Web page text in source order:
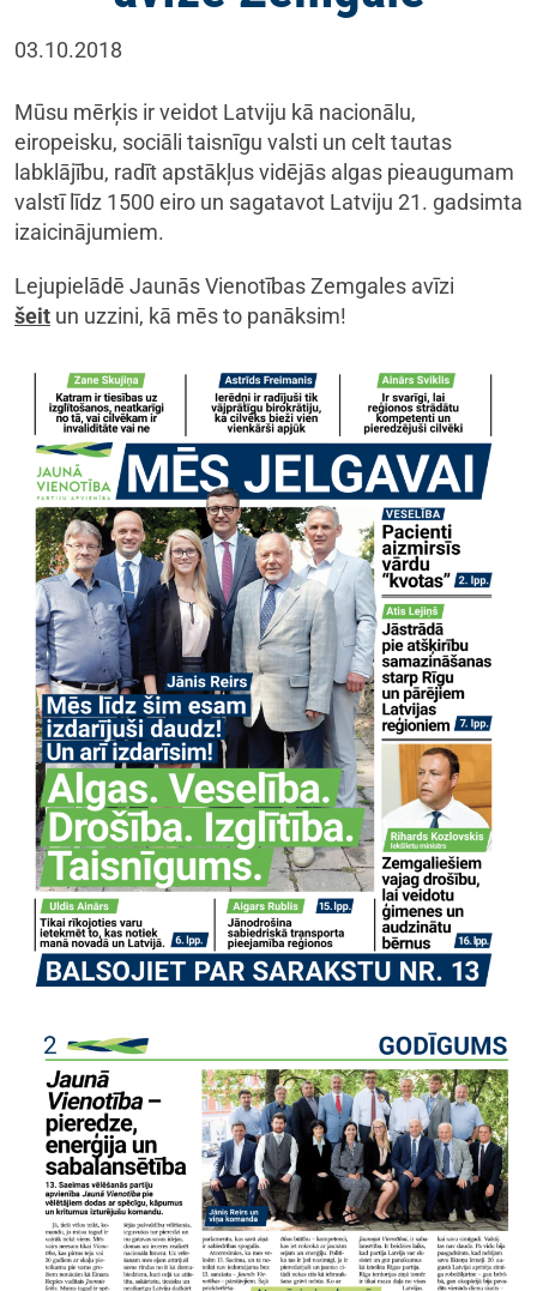
03.10.2018
Mūsu mērķis ir veidot Latviju kā nacionālu,
eiropeisku, sociāli taisnīgu valsti un celt tautas
labklājību, radīt apstākļus vidējās algas pieaugumam
valstī līdz 1500 eiro un sagatavot Latviju 21. gadsimta
izaicinājumiem.
Lejupielādē Jaunās Vienotības Zemgales avīzi
šeit un uzzini, kā mēs to panāksim!